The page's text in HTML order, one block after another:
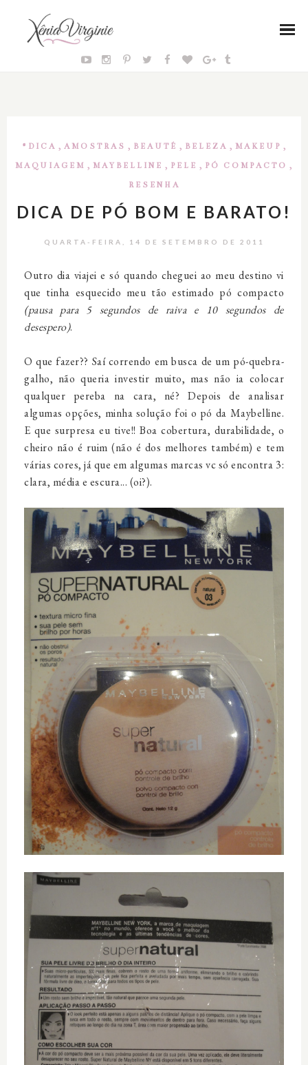
#DICA , AMOSTRAS , BEAUTÉ , BELEZA , MAKEUP ,
MAQUIAGEM , MAYBELLINE , PELE , PÓ COMPACTO ,
RESENHA
DICA DE PÓ BOM E BARATO!
QUARTA-FEIRA, 14 DE SETEMBRO DE 2011
Outro dia viajei e só quando cheguei ao meu destino vi
que tinha esquecido meu tão estimado pó compacto
(pausa para 5 segundos de raiva e 10 segundos de
desespero).
O que fazer?? Saí correndo em busca de um pó-quebra-
galho, não queria investir muito, mas não ia colocar
qualquer pereba na cara, né? Depois de analisar
algumas opções, minha solução foi o pó da Maybelline.
E que surpresa eu tive!! Boa cobertura, durabilidade, o
cheiro não é ruim (não é dos melhores também) e tem
várias cores, já que em algumas marcas vc só encontra 3:
clara, média e escura... (oi?).